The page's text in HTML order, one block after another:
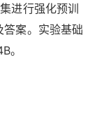
进行强化预训
案。实验基础
。